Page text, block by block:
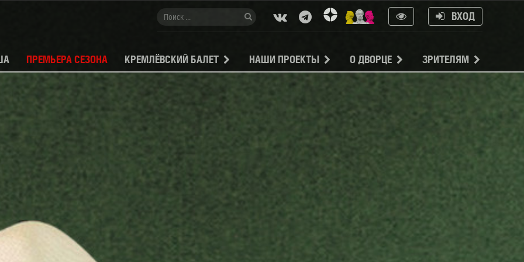
ВХОД
ПРЕМЬЕРА СЕЗОНА КРЕМЛЁВСКИЙ БАЛЕТ НАШИ ПРОЕКТЫ О ДВОРЦЕ ЗРИТЕЛЯМ